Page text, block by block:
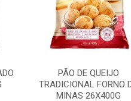
PÃO DE QUEIJO
TRADICIONAL FORNO
MINAS 26X400G